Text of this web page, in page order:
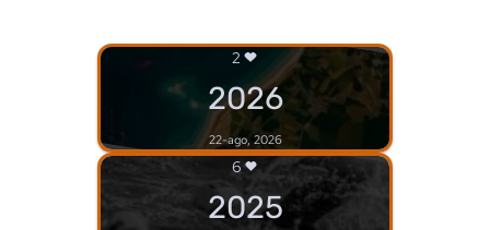
2
2026
22-ago, 2026
6
2025